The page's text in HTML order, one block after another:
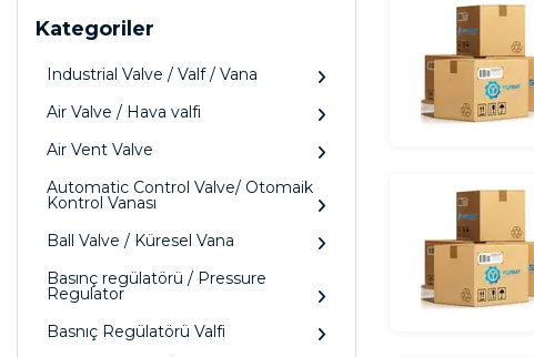
Kategoriler
Industrial Valve / Valf / Vana
Air Valve / Hava valfi
Air Vent Valve
Automatic Control Valve/ Otomaik
Kontrol Vanası
Ball Valve / Küresel Vana
Basınç regülatörü / Pressure
Regulator
Basnıç Regülatörü Valfi